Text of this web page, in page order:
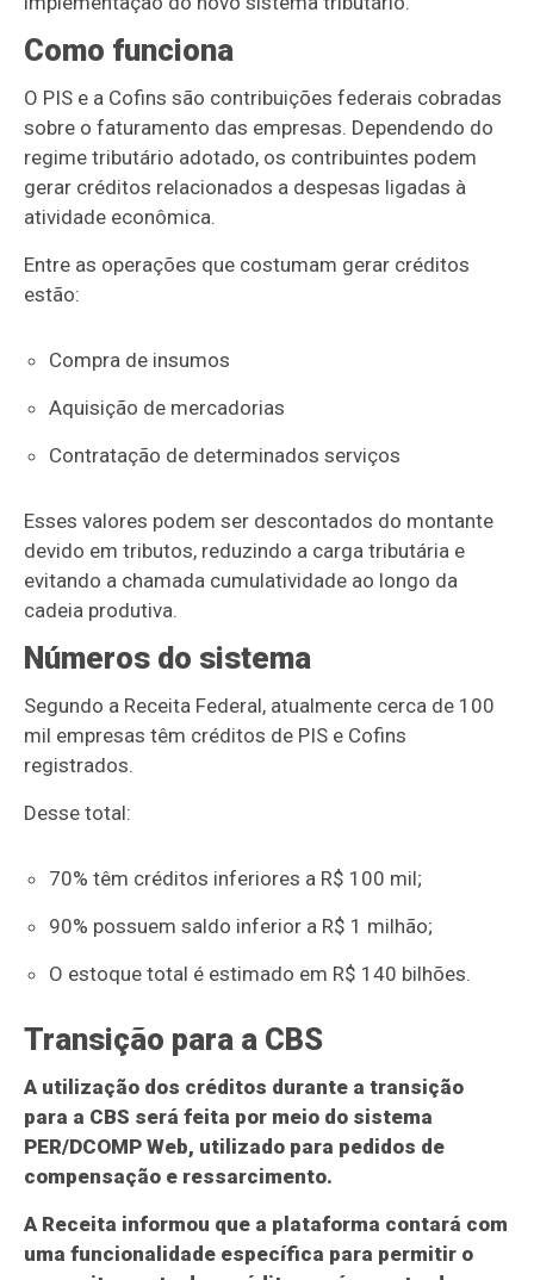
Como funciona
O PIS e a Cofins são contribuições federais cobradas
sobre o faturamento das empresas. Dependendo do
regime tributário adotado, os contribuintes podem
gerar créditos relacionados a despesas ligadas à
atividade econômica.
Entre as operações que costumam gerar créditos
estão:
Compra de insumos
Aquisição de mercadorias
Contratação de determinados serviços
Esses valores podem ser descontados do montante
devido em tributos, reduzindo a carga tributária e
evitando a chamada cumulatividade ao longo da
cadeia produtiva.
Números do sistema
Segundo a Receita Federal, atualmente cerca de 100
mil empresas têm créditos de PIS e Cofins
registrados.
Desse total:
70% têm créditos inferiores a R$ 100 mil;
90% possuem saldo inferior a R$ 1 milhão;
O estoque total é estimado em R$ 140 bilhões.
Transição para a CBS
A utilização dos créditos durante a transição
para a CBS será feita por meio do sistema
PER/DCOMP Web, utilizado para pedidos de
compensação e ressarcimento.
A Receita informou que a plataforma contará com
uma funcionalidade específica para permitir o